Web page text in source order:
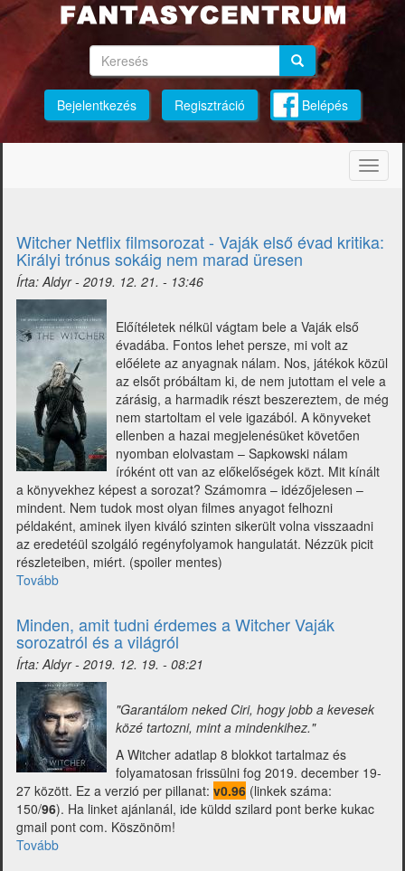
Ugrás
tartalomra
Keresés Keresés
Bejelentkezés Regisztráció Belépés
Witcher Netflix filmsorozat - Vaják első évad kritika:
Királyi trónus sokáig nem marad üresen
Írta:Aldyr- 2019. 12. 21. - 13:46
Előítéletek nélkül vágtam bele a Vaják első
évadába. Fontos lehet persze, mi volt az
előélete az anyagnak nálam. Nos, játékok közül
az elsőt próbáltam ki, de nem jutottam el vele a
zárásig, a harmadik részt beszereztem, de még
nem startoltam el vele igazából. A könyveket
ellenben a hazai megjelenésüket követően
nyomban elolvastam – Sapkowski nálam
íróként ott van az előkelőségek közt. Mit kínált
a könyvekhez képest a sorozat? Számomra – idézőjelesen –
mindent. Nem tudok most olyan filmes anyagot felhozni
példaként, aminek ilyen kiváló szinten sikerült volna visszaadni
az eredetéül szolgáló regényfolyamok hangulatát. Nézzük picit
részleteiben, miért. (spoiler mentes)
Tovább
filmsorozat
-
Vaják
első
évad
kritika:
Királyi
trónus
sokáig
marad
üresen)
Minden, amit tudni érdemes a Witcher Vaják
sorozatról és a világról
Írta:Aldyr- 2019. 12. 19. - 08:21
"Garantálom neked Ciri, hogy jobb a kevesek
közé tartozni, mint a mindenkihez."
A Witcher adatlap 8 blokkot tartalmaz és
folyamatosan frissülni fog 2019. december 19-
27 között. Ez a verzió per pillanat: v0.96 (linkek száma:
150/96). Ha linket ajánlanál, ide küldd szilard pont berke kukac
gmail pont com. Köszönöm!
Tovább